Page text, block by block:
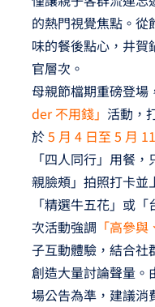
的熱門視覺焦點。從
味的餐後點心，井賀
官層次。
母親節檔期重磅登場
der 不用錢」 活動，
於5 月 4 日至 5 月
「四人同行」用餐
親臉頰」拍照打卡並
「精選牛五花」或
次活動強調 「高參與
子互動體驗，結合社
創造大量討論聲量。
場公告為準，建議消